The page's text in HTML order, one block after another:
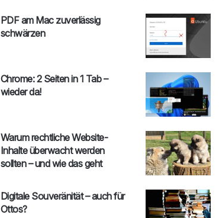
PDF am Mac zuverlässig
schwärzen
Chrome: 2 Seiten in 1 Tab –
wieder da!
Warum rechtliche Website-
Inhalte überwacht werden
sollten – und wie das geht
Digitale Souveränität – auch für
Ottos?